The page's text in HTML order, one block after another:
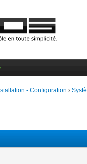
- Configuration ›